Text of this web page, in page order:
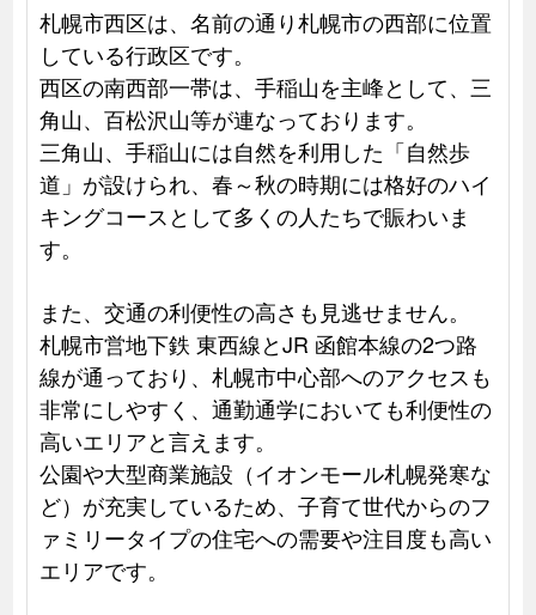
札幌市西区は、名前の通り札幌市の西部に位置
している行政区です。
西区の南西部一帯は、手稲山を主峰として、三
角山、百松沢山等が連なっております。
三角山、手稲山には自然を利用した「自然歩
道」が設けられ、春～秋の時期には格好のハイ
キングコースとして多くの人たちで賑わいま
す。
また、交通の利便性の高さも見逃せません。
札幌市営地下鉄 東西線とJR 函館本線の2つ路
線が通っており、札幌市中心部へのアクセスも
非常にしやすく、通勤通学においても利便性の
高いエリアと言えます。
公園や大型商業施設（イオンモール札幌発寒な
ど）が充実しているため、子育て世代からのフ
ァミリータイプの住宅への需要や注目度も高い
エリアです。